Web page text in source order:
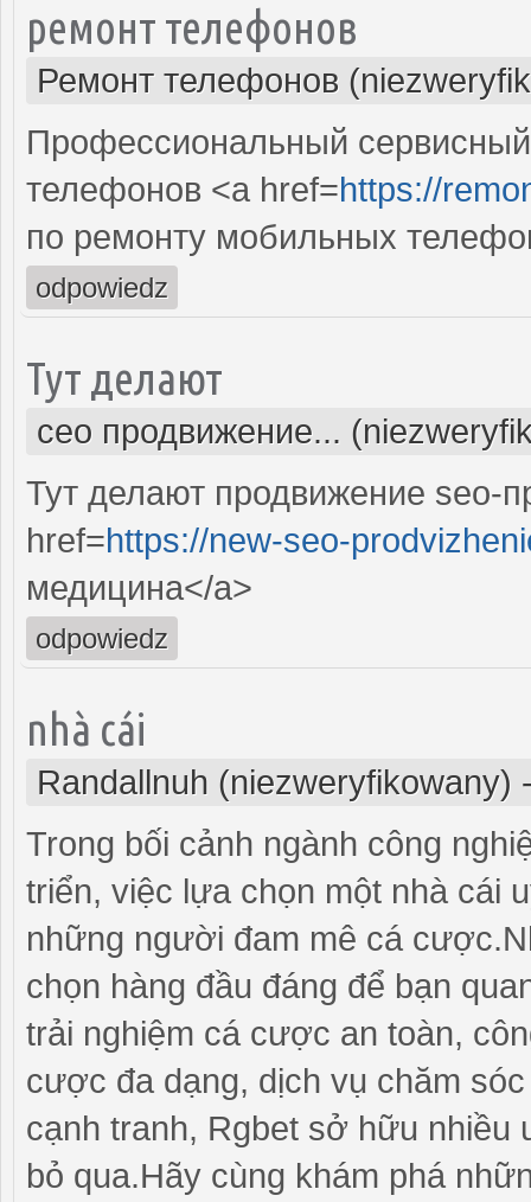
ремонт телефонов
Ремонт телефонов
Профессиональный
телефонов <a href=https://
по ремонту мобильных
odpowiedz
Тут делают
сео продвижение...
Тут делают продвижение seo-
href=https://new-seo-
медицина</a>
odpowiedz
nhà cái
Randallnuh (niezweryfikowany)
Trong bối cảnh ngành công
triển, việc lựa chọn một nhà cái
những người đam mê cá
chọn hàng đầu đáng để bạn
trải nghiệm cá cược an toàn,
cược đa dạng, dịch vụ chăm
cạnh tranh, Rgbet sở hữu nhiều
bỏ qua.Hãy cùng khám phá